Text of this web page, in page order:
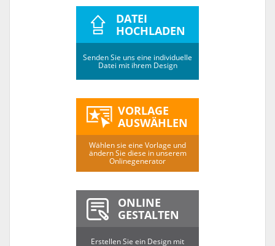
DATEI
HOCHLADEN
Senden Sie uns eine individuelle
Datei mit ihrem Design
VORLAGE
AUSWÄHLEN
Wählen sie eine Vorlage und
ändern Sie diese in unserem
Onlinegenerator
ONLINE
GESTALTEN
Erstellen Sie ein Design mit